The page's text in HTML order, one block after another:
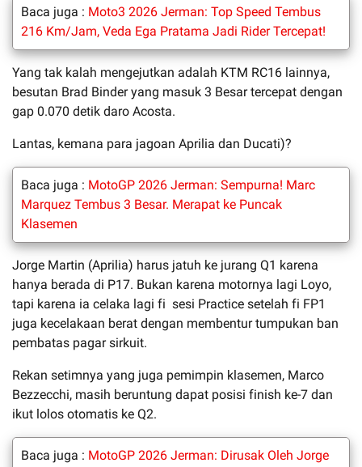
Baca juga : Moto3 2026 Jerman: Top Speed Tembus
216 Km/Jam, Veda Ega Pratama Jadi Rider Tercepat!
Yang tak kalah mengejutkan adalah KTM RC16 lainnya,
besutan Brad Binder yang masuk 3 Besar tercepat dengan
gap 0.070 detik daro Acosta.
Lantas, kemana para jagoan Aprilia dan Ducati)?
Baca juga : MotoGP 2026 Jerman: Sempurna! Marc
Marquez Tembus 3 Besar. Merapat ke Puncak
Klasemen
Jorge Martin (Aprilia) harus jatuh ke jurang Q1 karena
hanya berada di P17. Bukan karena motornya lagi Loyo,
tapi karena ia celaka lagi fi sesi Practice setelah fi FP1
juga kecelakaan berat dengan membentur tumpukan ban
pembatas pagar sirkuit.
Rekan setimnya yang juga pemimpin klasemen, Marco
Bezzecchi, masih beruntung dapat posisi finish ke-7 dan
ikut lolos otomatis ke Q2.
Baca juga : MotoGP 2026 Jerman: Dirusak Oleh Jorge